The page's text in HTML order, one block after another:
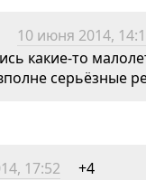
10 июня 2014,
какие-то
серьёзные
17:52
+4